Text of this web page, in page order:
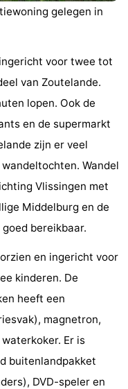
gelegen in
voor twee tot
van Zoutelande.
lopen. Ook de
en de supermarkt
zijn er veel
Wandel
Vlissingen met
Middelburg en de
bereikbaar.
en ingericht voor
kinderen. De
heeft een
magnetron,
Er is
buitenlandpakket
DVD-speler en